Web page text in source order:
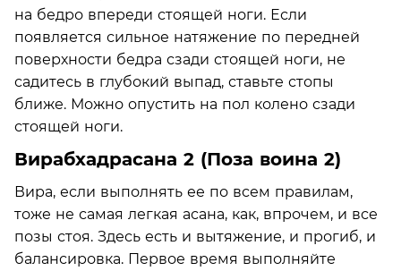
на бедро впереди стоящей ноги. Если
появляется сильное натяжение по передней
поверхности бедра сзади стоящей ноги, не
садитесь в глубокий выпад, ставьте стопы
ближе. Можно опустить на пол колено сзади
стоящей ноги.
Вирабхадрасана 2 (Поза воина 2)
Вира, если выполнять ее по всем правилам,
тоже не самая легкая асана, как, впрочем, и все
позы стоя. Здесь есть и вытяжение, и прогиб, и
балансировка. Первое время выполняйте